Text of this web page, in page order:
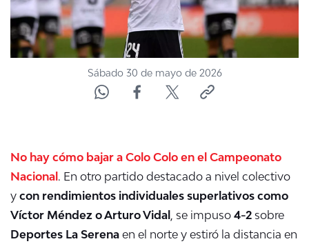
CANAL DE DENUNCIAS
ÁREA DE PROYECTOS
Sábado 30 de mayo de 2026
No hay cómo bajar a Colo Colo en el Campeonato
Nacional . En otro partido destacado a nivel colectivo
y con rendimientos individuales superlativos como
Víctor Méndez o Arturo Vidal , se impuso 4-2 sobre
Deportes La Serena en el norte y estiró la distancia en